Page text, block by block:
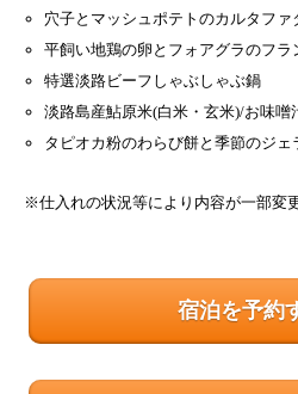
穴子とマッシュポテトのカルタフ
平飼い地鶏の卵とフォアグラのフラ
特選淡路ビーフしゃぶしゃぶ鍋
淡路島産鮎原米(白米・玄米)/お味噌
タピオカ粉のわらび餅と季節のジェ
※仕入れの状況等により内容が一部変
宿泊を予約